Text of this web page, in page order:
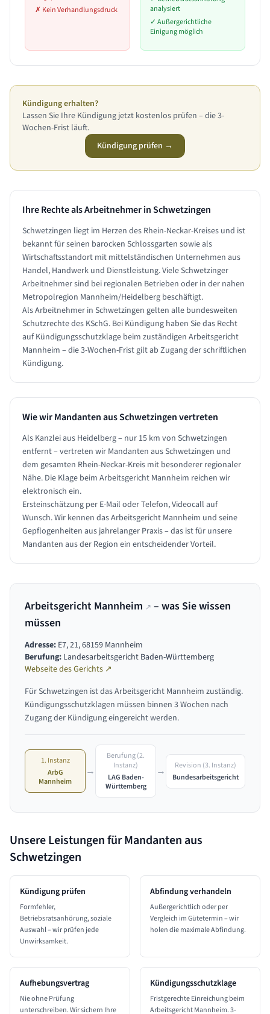
✗ Kein Verhandlungsdruck
analysiert
✓ Außergerichtliche
Einigung möglich
Kündigung erhalten?
Lassen Sie Ihre Kündigung jetzt kostenlos prüfen – die 3-
Wochen-Frist läuft.
Kündigung prüfen →
Ihre Rechte als Arbeitnehmer inSchwetzingen
Schwetzingen liegt im Herzen des Rhein-Neckar-Kreises und ist
bekannt für seinen barocken Schlossgarten sowie als
Wirtschaftsstandort mit mittelständischen Unternehmen aus
Handel, Handwerk und Dienstleistung. Viele Schwetzinger
Arbeitnehmer sind bei regionalen Betrieben oder in der nahen
Metropolregion Mannheim/Heidelberg beschäftigt.
Als Arbeitnehmer in Schwetzingen gelten alle bundesweiten
Schutzrechte des KSchG. Bei Kündigung haben Sie das Recht
auf Kündigungsschutzklage beim zuständigen Arbeitsgericht
Mannheim – die 3-Wochen-Frist gilt ab Zugang der schriftlichen
Kündigung.
Wie wir Mandanten ausSchwetzingenvertreten
Als Kanzlei aus Heidelberg – nur 15 km von Schwetzingen
entfernt – vertreten wir Mandanten aus Schwetzingen und
dem gesamten Rhein-Neckar-Kreis mit besonderer regionaler
Nähe. Die Klage beim Arbeitsgericht Mannheim reichen wir
elektronisch ein.
Ersteinschätzung per E-Mail oder Telefon, Videocall auf
Wunsch. Wir kennen das Arbeitsgericht Mannheim und seine
Gepflogenheiten aus jahrelanger Praxis – das ist für unsere
Mandanten aus der Region ein entscheidender Vorteil.
Arbeitsgericht Mannheim ↗ – was Sie wissen
müssen
Adresse: E7, 21, 68159 Mannheim
Berufung: Landesarbeitsgericht Baden-Württemberg
Webseite des Gerichts ↗
FürSchwetzingen ist dasArbeitsgericht Mannheim zuständig.
Kündigungsschutzklagen müssen binnen 3 Wochen nach
Zugang der Kündigung eingereicht werden.
1. Instanz
ArbG
Mannheim
→
Berufung (2.
Instanz)
LAG Baden-
Württemberg
→
Revision (3. Instanz)
Bundesarbeitsgericht
Unsere Leistungen für Mandanten aus
Schwetzingen
Kündigung prüfen
Formfehler,
Betriebsratsanhörung, soziale
Auswahl – wir prüfen jede
Unwirksamkeit.
Abfindung verhandeln
Außergerichtlich oder per
Vergleich im Gütetermin – wir
holen die maximale Abfindung.
Aufhebungsvertrag
Nie ohne Prüfung
unterschreiben. Wir sichern Ihre
Kündigungsschutzklage
Fristgerechte Einreichung beim
Arbeitsgericht Mannheim. 3-